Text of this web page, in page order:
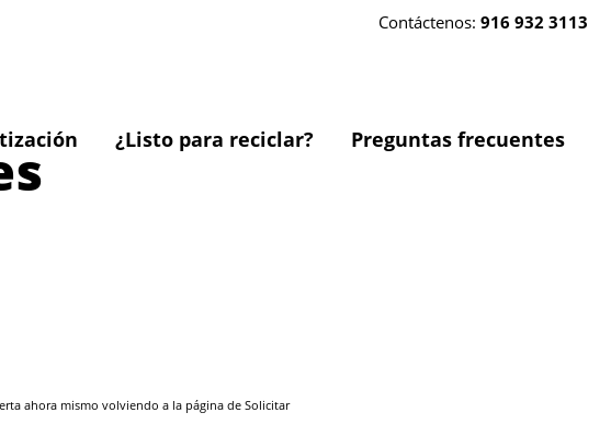
Contáctenos: 916 932 3113
¿Listo para reciclar? Preguntas frecuentes
ahora mismo volviendo a la página de Solicitar